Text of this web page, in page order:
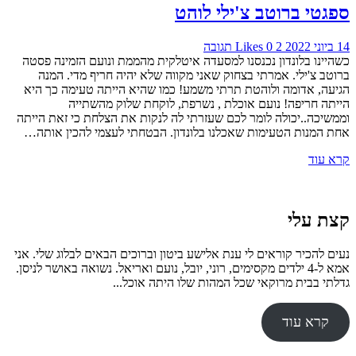
ספגטי ברוטב צ'ילי לוהט
14 ביוני 2022 2
Likes 0
תגובה
כשהיינו בלונדון נכנסנו למסעדה איטלקית מהממת ונועם הזמינה פסטה
ברוטב צ'ילי. אמרתי בצחוק שאני מקווה שלא יהיה חריף מדי. המנה
הגיעה, אדומה ולוהטת תרתי משמע! כמו שהיא הייתה טעימה כך היא
הייתה חריפה! נועם אוכלת , נשרפת, לוקחת שלוק מהשתייה
וממשיכה..יכולה לומר לכם שעזרתי לה לנקות את הצלחת כי זאת הייתה
אחת המנות הטעימות שאכלנו בלונדון. הבטחתי לעצמי להכין אותה…
קרא עוד
קצת עלי
נעים להכיר קוראים לי ענת אלישע ביטון וברוכים הבאים לבלוג שלי. אני
אמא ל-4 ילדים מקסימים, רוני, יובל, נועם ואריאל. נשואה באושר לניסן.
גדלתי בבית מרוקאי שכל המהות שלו היתה אוכל...
קרא עוד